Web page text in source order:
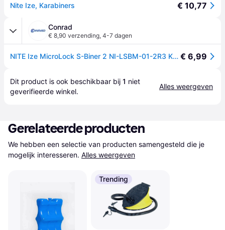
Nite Ize, Karabiners € 10,77
Conrad
€ 8,90 verzending, 4-7 dagen
NITE Ize MicroLock S-Biner 2 NI-LSBM-01-2R3 Karabijn 35 mm x 15 mm x 7 mm 2 stuk(s) € 6,99
Dit product is ook beschikbaar bij 1 niet
geverifieerde winkel.
Alles weergeven
Gerelateerde producten
We hebben een selectie van producten samengesteld die je
mogelijk interesseren. Alles weergeven
Trending